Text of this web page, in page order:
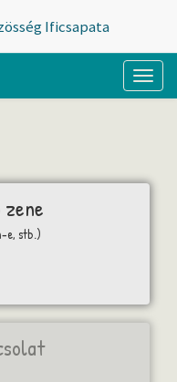
Ificsapata
e, stb.)